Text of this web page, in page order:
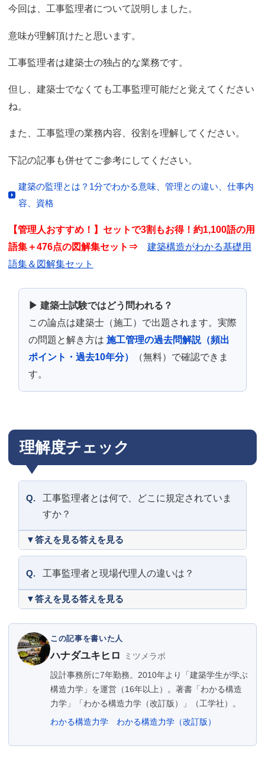
今回は、工事監理者について説明しました。
意味が理解頂けたと思います。
工事監理者は建築士の独占的な業務です。
但し、建築士でなくても工事監理可能だと覚えてください
ね。
また、工事監理の業務内容、役割を理解してください。
下記の記事も併せてご参考にしてください。
建築の監理とは？1分でわかる意味、管理との違い、仕事内
容、資格
【管理人おすすめ！】セットで3割もお得！約1,100語の用
語集＋476点の図解集セット⇒ 建築構造がわかる基礎用
語集＆図解集セット
▶ 建築士試験ではどう問われる？
この論点は建築士（施工）で出題されます。実際
の問題と解き方は 施工管理の過去問解説（頻出
ポイント・過去10年分）
（無料）で確認できま
す。
理解度チェック
Q.
工事監理者とは何で、どこに規定されていま
すか？
答えを見る
Q. 工事監理者と現場代理人の違いは？
答えを見る
この記事を書いた人
ハナダユキヒロ
ミツメラボ
設計事務所に7年勤務。2010年より「建築学生が学ぶ
構造力学」を運営（16年以上）。著書「わかる構造
力学」「わかる構造力学（改訂版）」（工学社）。
わかる構造力学
わかる構造力学（改訂版）